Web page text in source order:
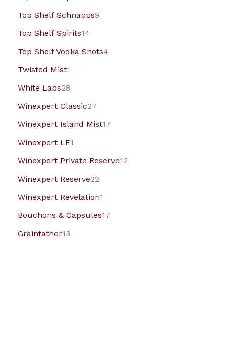
Top Shelf Schnapps9
Top Shelf Spirits14
Top Shelf Vodka Shots4
Twisted Mist1
White Labs28
Winexpert Classic27
Winexpert Island Mist17
Winexpert LE1
Winexpert Private Reserve12
Winexpert Reserve22
Winexpert Revelation1
Bouchons & Capsules17
Grainfather13